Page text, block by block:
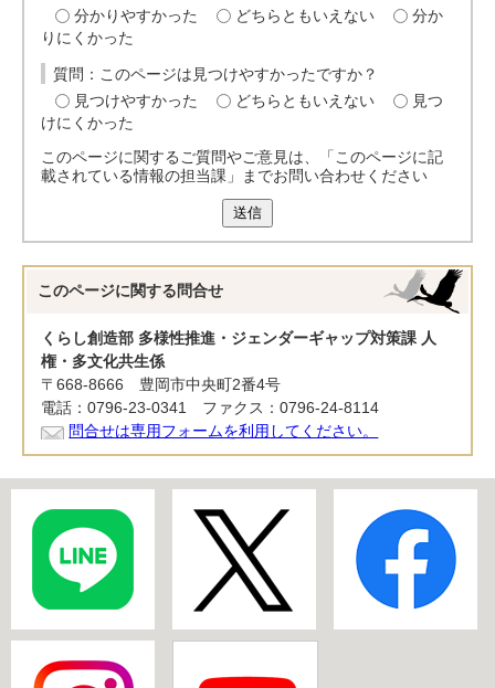
分かりやすかった
どちらともいえない
分か
りにくかった
質問：このページは見つけやすかったですか？
見つけやすかった
どちらともいえない
見つ
けにくかった
このページに関するご質問やご意見は、「このページに記
載されている情報の担当課」までお問い合わせください
送信
このページに関する 問合せ
くらし創造部 多様性推進・ジェンダーギャップ対策課 人
権・多文化共生係
〒668-8666 豊岡市中央町2番4号
電話：0796-23-0341 ファクス：0796-24-8114
問合せは専用フォームを利用してください。